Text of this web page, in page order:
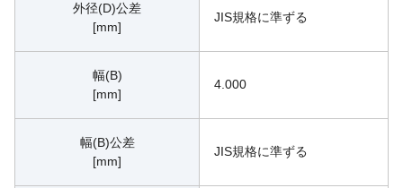
外径(D)公差
[mm]
JIS規格に準ずる
幅(B)
[mm]
4.000
幅(B)公差
[mm]
JIS規格に準ずる